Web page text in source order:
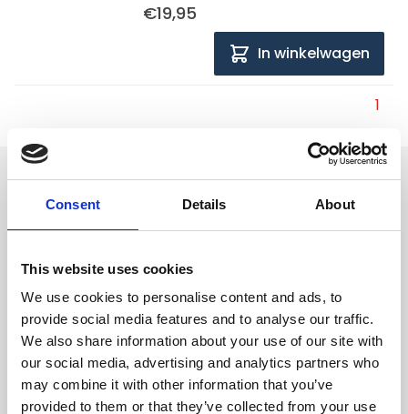
Consent Details About
This website uses cookies
We use cookies to personalise content and ads, to
provide social media features and to analyse our traffic.
We also share information about your use of our site with
our social media, advertising and analytics partners who
may combine it with other information that you’ve
provided to them or that they’ve collected from your use
€19,95
In winkelwagen
1
Volg ons
Volg ons voor actuele aanbiedingen, opruiming
en blijf op de hoogte
van nieuwe ontwikkelingen.